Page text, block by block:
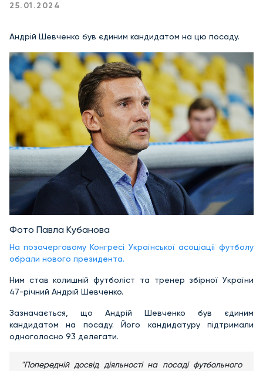
25.01.2024
Андрій Шевченко був єдиним кандидатом на цю посаду.
Фото Павла Кубанова
На позачерговому Конгресі Української асоціації футболу
обрали нового президента.
Ним став колишній футболіст та тренер збірної України
47-річний Андрій Шевченко.
Зазначається, що Андрій Шевченко був єдиним
кандидатом на посаду. Його кандидатуру підтримали
одноголосно 93 делегати.
"Попередній досвід діяльності на посаді футбольного